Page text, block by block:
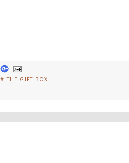
# THE GIFT BOX